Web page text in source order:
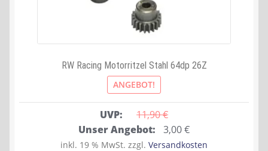
RW Racing Motorritzel Stahl 64dp 26Z
ANGEBOT!
UVP: 11,90 €
Ursprünglicher
Preis
Unser Angebot: 3,00€Aktueller
Preis
inkl. 19 % MwSt. zzgl. Versandkosten